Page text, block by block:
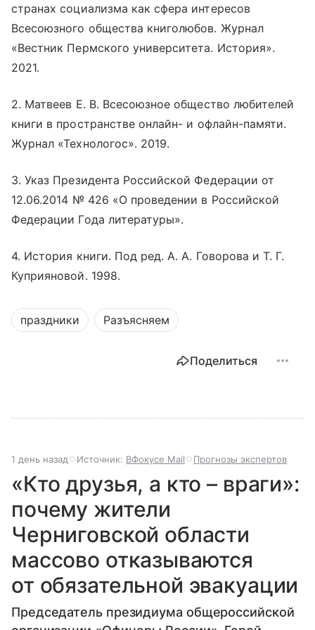
странах социализма как сфера интересов
Всесоюзного общества книголюбов. Журнал
«Вестник Пермского университета. История».
2021.
2. Матвеев Е. В. Всесоюзное общество любителей
книги в пространствеонлайн- и офлайн-памяти.
Журнал «Технологос». 2019.
3. Указ Президента Российской Федерации от
12.06.2014 № 426 «О проведении в Российской
Федерации Года литературы».
4. История книги. Под ред. А. А. Говорова и Т. Г.
Куприяновой. 1998.
праздники Разъясняем
Поделиться
1 день назад Источник: ВФокусе Mail Прогнозы экспертов
«Кто друзья, а кто – враги»:
почему жители
Черниговской области
массово отказываются
от обязательной эвакуации
Председатель президиума общероссийской